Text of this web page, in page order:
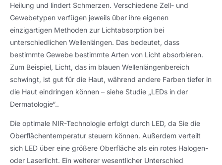
Heilung und lindert Schmerzen. Verschiedene Zell- und
Gewebetypen verfügen jeweils über ihre eigenen
einzigartigen Methoden zur Lichtabsorption bei
unterschiedlichen Wellenlängen. Das bedeutet, dass
bestimmte Gewebe bestimmte Arten von Licht absorbieren.
Zum Beispiel, Licht, das im blauen Wellenlängenbereich
schwingt, ist gut für die Haut, während andere Farben tiefer in
die Haut eindringen können – siehe Studie „LEDs in der
Dermatologie“..
Die optimale NIR-Technologie erfolgt durch LED, da Sie die
Oberflächentemperatur steuern können. Außerdem verteilt
sich LED über eine größere Oberfläche als ein rotes Halogen-
oder Laserlicht. Ein weiterer wesentlicher Unterschied